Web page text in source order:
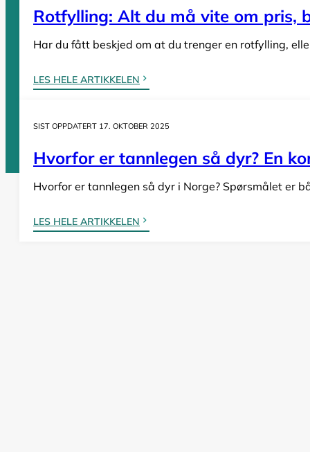
Rotfylling: Alt du må vite om pris,
Har du fått beskjed om at du trenger en rotfylling,
LES HELE ARTIKKELEN
SIST OPPDATERT 17. OKTOBER 2025
Hvorfor er tannlegen så dyr? En
Hvorfor er tannlegen så dyr i Norge? Spørsmålet er
LES HELE ARTIKKELEN
Tannleger Vestfold
Vi er enkomplett oversikt over offentlige tannklinikker i Norge
Design og utvikling avNowhere